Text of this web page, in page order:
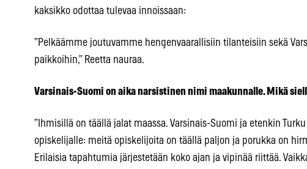
kaksikko odottaa tulevaa innoissaan:
”Pelkäämme joutuvamme hengenvaarallisiin tilanteisiin sekä
paikkoihin,” Reetta nauraa.
Varsinais-Suomi on aika narsistinen nimi maakunnalle. Mikä
”Ihmisillä on täällä jalat maassa. Varsinais-Suomi ja etenkin
opiskelijalle: meitä opiskelijoita on täällä paljon ja porukka on
Erilaisia tapahtumia järjestetään koko ajan ja vipinää riittää.